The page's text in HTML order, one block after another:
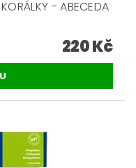
- ABECEDA
220 Kč